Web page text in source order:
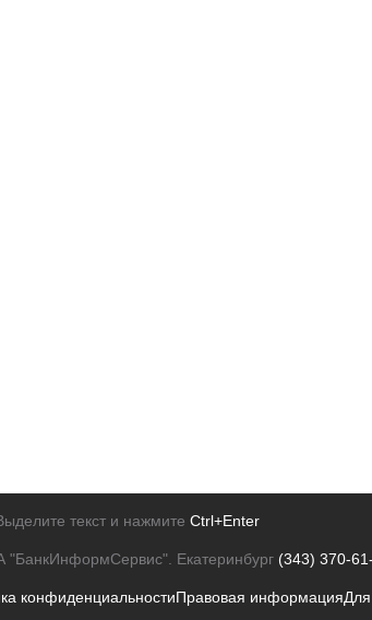
текст и нажмите Ctrl+Enter
"БанкИнформСервис". Екатеринбург (343) 370-
конфиденциальностиПравовая информация